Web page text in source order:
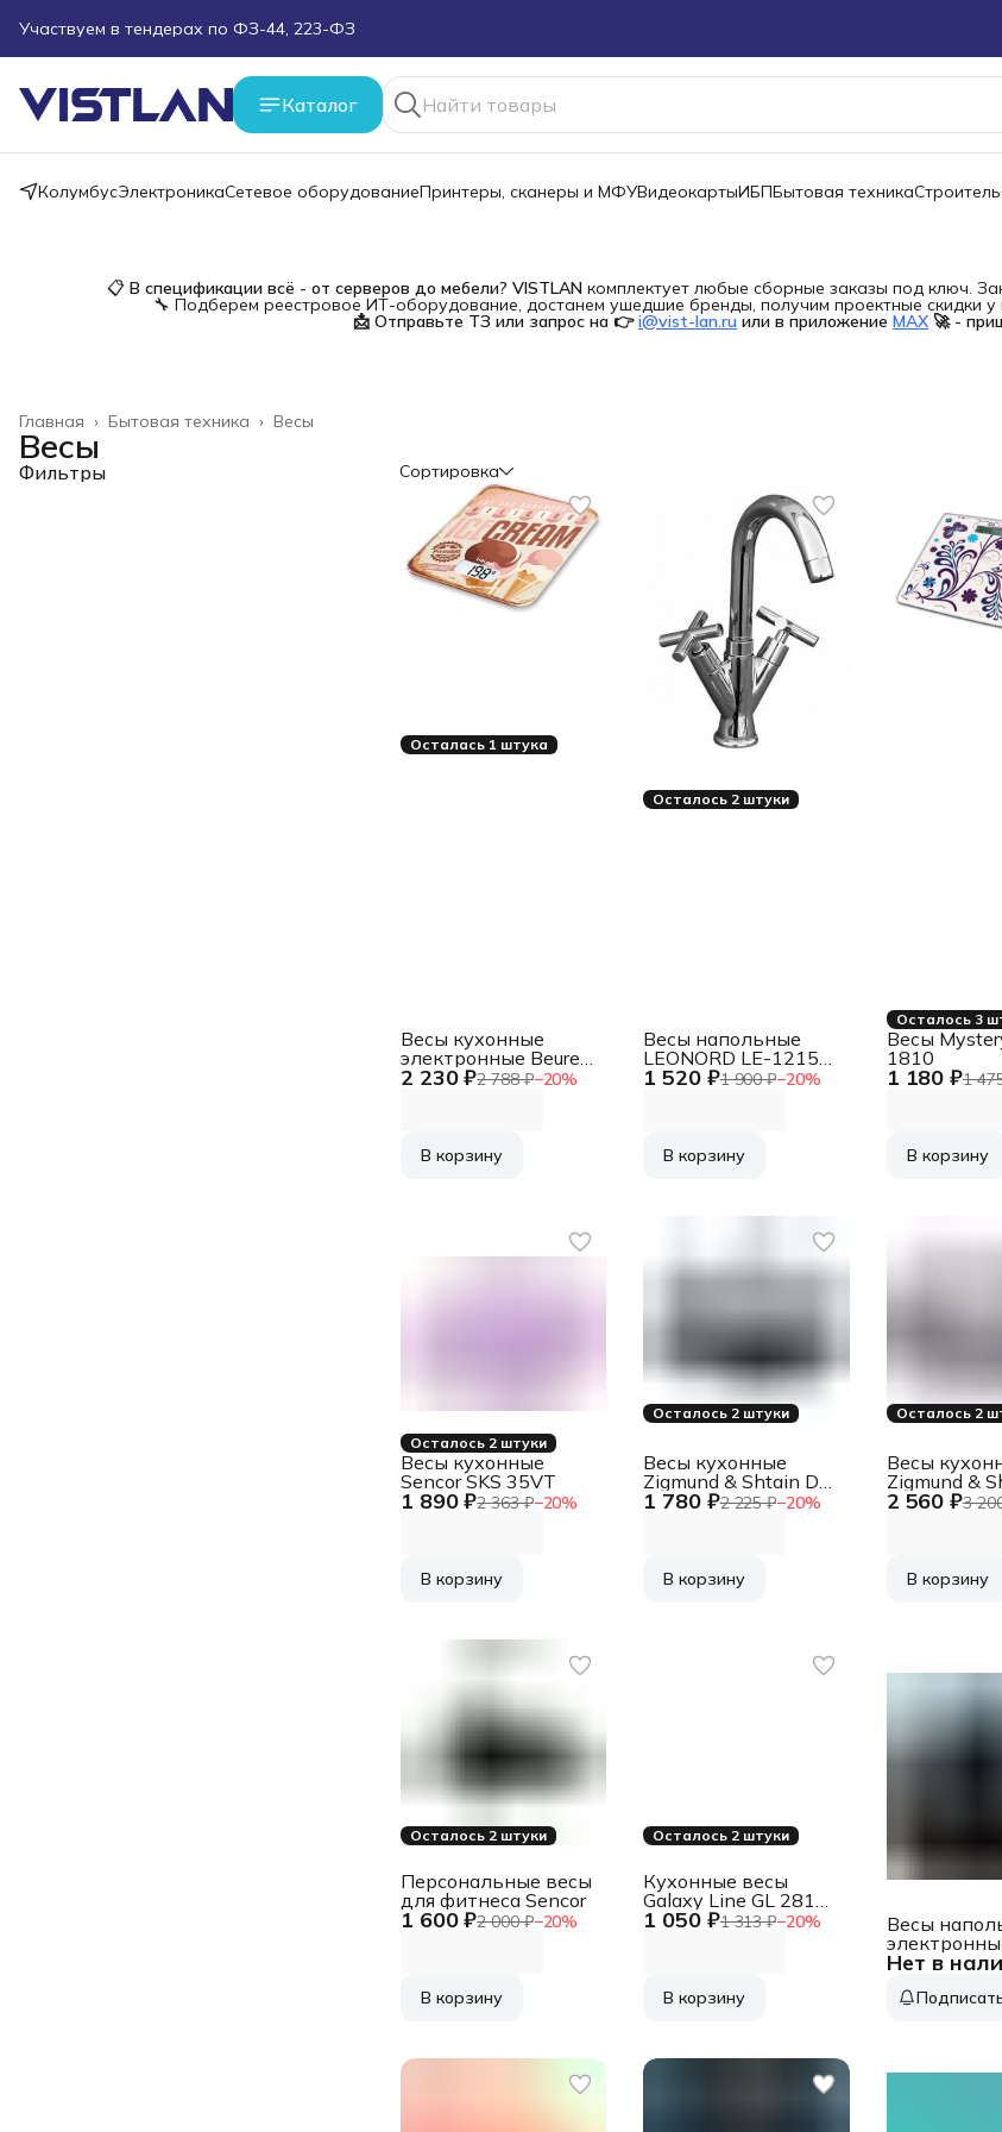
Поможем подобрать оборудование под ТЗ
Пуско-наладочные работы
Более 100 000 позиций в наличии и под заказ
Каталог
КолумбусЭлектроникаСетевое оборудованиеПринтеры, сканеры и МФУВидеокартыИБПБытовая техника
📋В спецификации всё - от серверов до мебели? VISTLAN комплектует любые сборные заказы под ключ.
🔧 Подберем реестровое ИТ-оборудование, достанем ушедшие бренды, получим проектные скидки
📩 Отправьте ТЗ или запрос на 👉 i@vist-lan.ru или в приложение MAX 🚀 -
Весы
Бытовая техника ›
Главная ›
Весы
Фильтры Сортировка
Осталась 1 штука
2 230 ₽2 788 ₽−20%
Весы кухонные
электронные Beurer
KS19 Ice Cream
В корзину
Осталось 2 штуки
1 520 ₽1 900 ₽−20%
Весы напольные
LEONORD LE-1215
(стеклянная
В корзину
Осталось 3
1 180 ₽1
Весы
1810
В корзину
Осталось 2 штуки
1 890 ₽2 363 ₽−20%
Весы кухонные
Sencor SKS 35VT
В корзину
Осталось 2 штуки
1 780 ₽2 225 ₽−20%
Весы кухонные
Zigmund & Shtain DS-
123
В корзину
Осталось 2
2 560 ₽3
Весы
Zigmund &
121
В корзину
Осталось 2 штуки
1 600 ₽2 000 ₽−20%
Персональные весы
для фитнеса Sencor
В корзину
Осталось 2 штуки
1 050 ₽1 313 ₽−20%
Кухонные весы
Galaxy Line GL 2819,
стекло, платформа
кгВ корзину
Нет в
Весы
Hyundai H-
зеленый